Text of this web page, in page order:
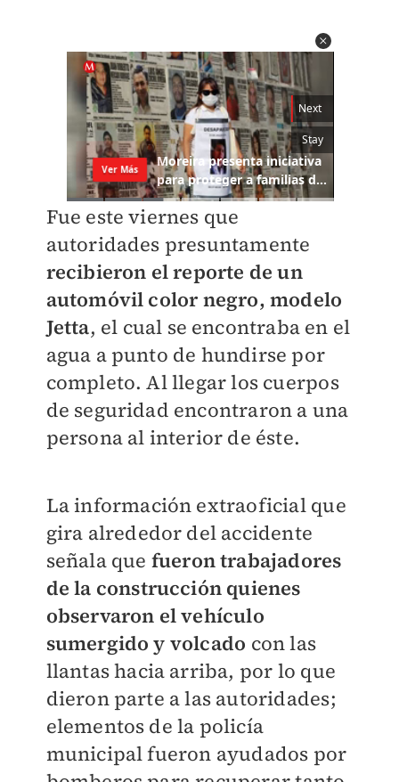
Fue este viernes que
autoridades presuntamente
recibieron el reporte de un
automóvil color negro, modelo
Jetta, el cual se encontraba en el
agua a punto de hundirse por
completo. Al llegar los cuerpos
de seguridad encontraron a una
persona al interior de éste.
La información extraoficial que
gira alrededor del accidente
señala que fueron trabajadores
de la construcción quienes
observaron el vehículo
sumergido y volcado con las
llantas hacia arriba, por lo que
dieron parte a las autoridades;
elementos de la policía
municipal fueron ayudados por